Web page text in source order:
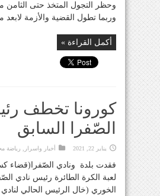
وحظر التجول المتخذ حتى الثامن
وربما تطول القضية والأزمة لابعد
أكمل القراءة »
كورونا تخطف
الصّفرا السابق
يناير 22, 2021 أخبار واسرار رياضة
فقدت بلدة ونادي
لعبة الكرة الطائرة رئيس نادي
الخوري (خال الرئيس الحالي لنادي